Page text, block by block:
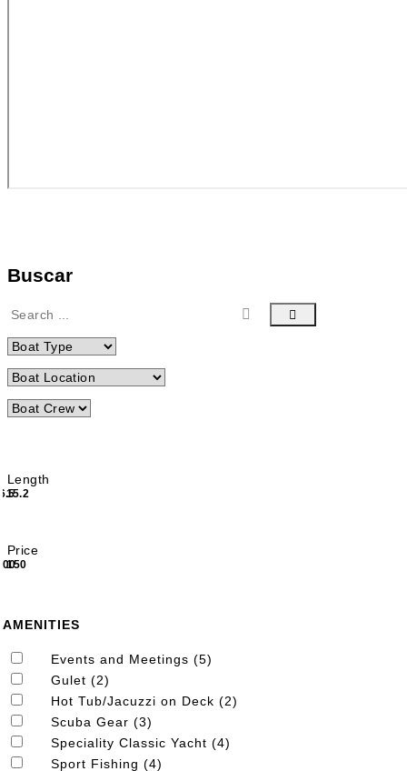
Buscar
Length
15.2
Price
150
AMENITIES
Events and Meetings (5)
Gulet (2)
Hot Tub/Jacuzzi on Deck (2)
Scuba Gear (3)
Speciality Classic Yacht (4)
Sport Fishing (4)